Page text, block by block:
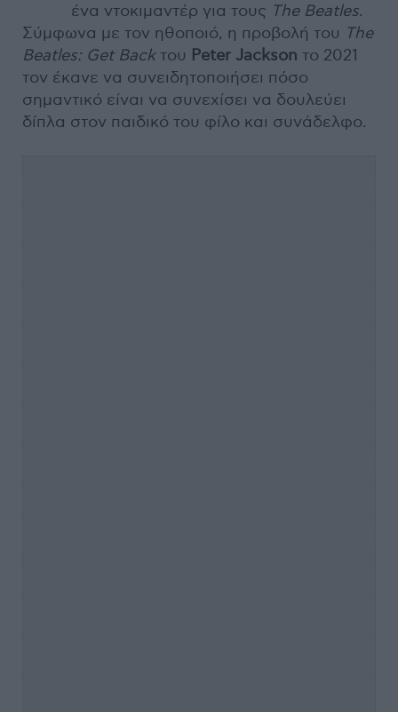
ένα ντοκιμαντέρ για τους The Beatles.
Σύμφωνα με τον ηθοποιό, η προβολή του The
Beatles: Get Backτου Peter Jackson το 2021
τον έκανε να συνειδητοποιήσει πόσο
σημαντικό είναι να συνεχίσει να δουλεύει
δίπλα στον παιδικό του φίλο και συνάδελφο.